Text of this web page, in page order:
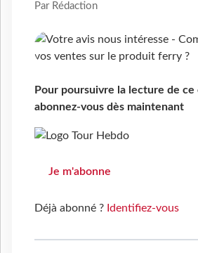
Par Rédaction
Pour poursuivre la lecture de ce
abonnez-vous dès maintenant
Je m'abonne
Déjà abonné ? Identifiez-vous